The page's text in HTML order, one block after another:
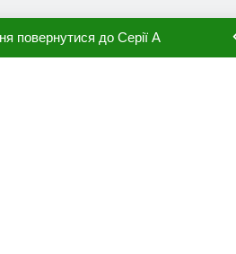
повернутися до Серії А